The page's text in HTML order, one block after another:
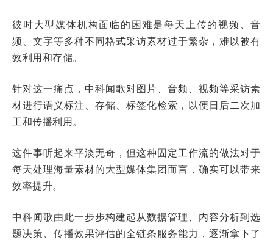
彼时大型媒体机构面临的困难是每天上传的视频、音
频、文字等多种不同格式采访素材过于繁杂，难以被有
效利用和存储。
针对这一痛点，中科闻歌对图片、音频、视频等采访素
材进行语义标注、存储、标签化检索，以便日后二次加
工和传播利用。
这件事听起来平淡无奇，但这种固定工作流的做法对于
每天处理海量素材的大型媒体集团而言，确实可以带来
效率提升。
中科闻歌由此一步步构建起从数据管理、内容分析到选
题决策、传播效果评估的全链条服务能力，逐渐拿下了